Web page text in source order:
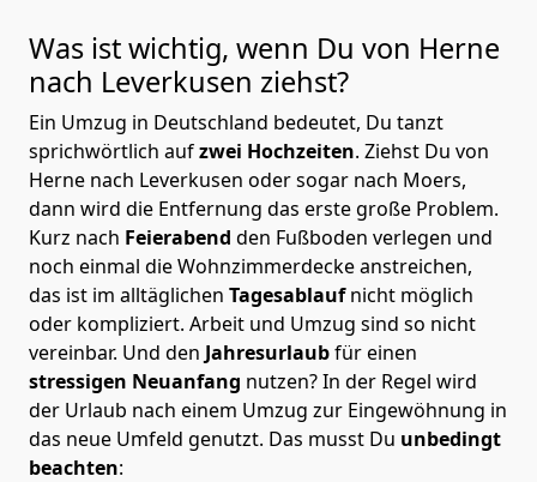
Was ist wichtig, wenn Du von Herne
nach Leverkusen ziehst?
Ein Umzug in Deutschland bedeutet, Du tanzt
sprichwörtlich aufzwei Hochzeiten. Ziehst Du von
Herne nach Leverkusen oder sogar nach Moers,
dann wird die Entfernung das erste große Problem.
Kurz nach Feierabend den Fußboden verlegen und
noch einmal die Wohnzimmerdecke anstreichen,
das ist im alltäglichen Tagesablaufnicht möglich
oder kompliziert. Arbeit und Umzug sind so nicht
vereinbar. Und den Jahresurlaubfür einen
stressigen Neuanfang nutzen? In der Regel wird
der Urlaub nach einem Umzug zur Eingewöhnung in
das neue Umfeld genutzt. Das musst Du unbedingt
beachten: